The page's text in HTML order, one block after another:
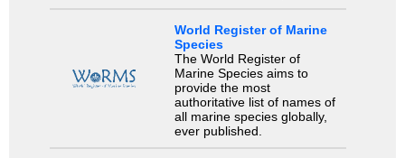
World Register of Marine
Species
The World Register of
Marine Species aims to
provide the most
authoritative list of names of
all marine species globally,
ever published.